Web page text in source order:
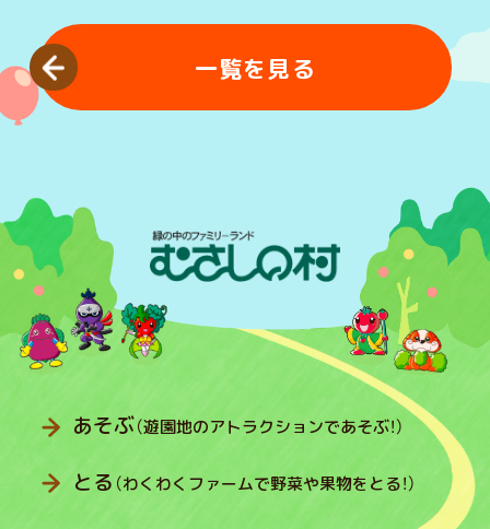
一覧を見る
あそぶ（遊園地のアトラクションであそぶ！）
とる （わくわくファームで野菜や果物をとる！）